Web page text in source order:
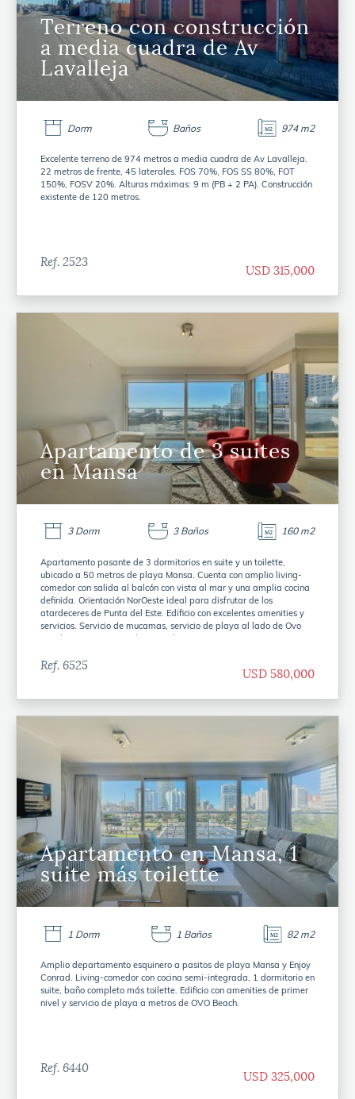
Terreno con construcción
a media cuadra de Av
Lavalleja
Dorm Baños 974 m2
Excelente terreno de 974 metros a media cuadra de Av Lavalleja.
22 metros de frente, 45 laterales. FOS 70%, FOS SS 80%, FOT
150%, FOSV 20%. Alturas máximas: 9 m (PB + 2 PA). Construcción
existente de 120 metros.
Ref. 2523
USD 315,000
Apartamento de 3 suites
en Mansa
3 Dorm 3 Baños 160 m2
Apartamento pasante de 3 dormitorios en suite y un toilette,
ubicado a 50 metros de playa Mansa. Cuenta con amplio living-
comedor con salida al balcón con vista al mar y una amplia cocina
definida. Orientación NorOeste ideal para disfrutar de los
atardeceres de Punta del Este. Edificio con excelentes amenities y
servicios. Servicio de mucamas, servicio de playa al lado de Ovo
Beach, piscina interior climatizada y piscina exterior, gimnasio,
Ref. 6525
USD 580,000
Apartamento en Mansa, 1
suite más toilette
1 Dorm 1 Baños 82 m2
Amplio departamento esquinero a pasitos de playa Mansa y Enjoy
Conrad. Living-comedor con cocina semi-integrada, 1 dormitorio en
suite, baño completo más toilette. Edificio con amenities de primer
nivel y servicio de playa a metros de OVO Beach.
Ref. 6440
USD 325,000